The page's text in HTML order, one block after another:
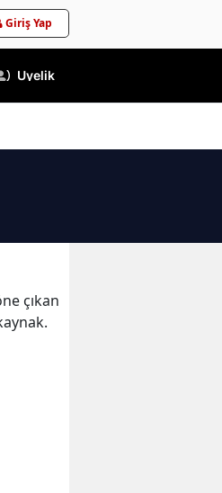
Giriş Yap
Üyelik
çıkan